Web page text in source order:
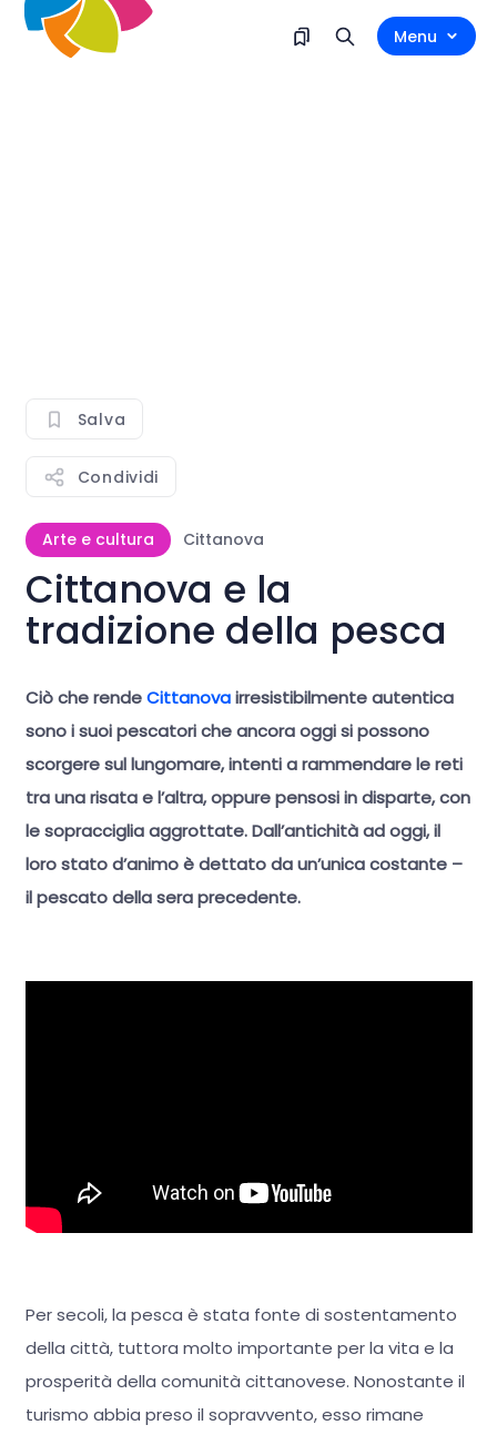
Menu
Salva
Condividi
Arte e cultura Cittanova
Cittanova e la
tradizione della pesca
Ciò che rendeCittanovairresistibilmente autentica
sono i suoi pescatori che ancora oggi si possono
scorgere sul lungomare, intenti a rammendare le reti
tra una risata e l’altra, oppure pensosi in disparte, con
le sopracciglia aggrottate. Dall’antichità ad oggi, il
loro stato d’animo è dettato da un’unica costante –
il pescato della sera precedente.
Per secoli, la pesca è stata fonte di sostentamento
della città, tuttora molto importante per la vita e la
prosperità della comunità cittanovese. Nonostante il
turismo abbia preso il sopravvento, esso rimane